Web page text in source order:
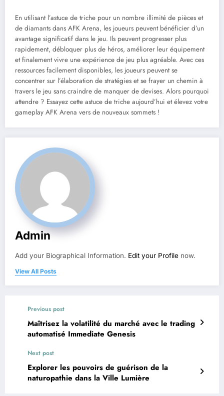
En utilisant l’astuce de triche pour un nombre illimité de pièces et
de diamants dans AFK Arena, les joueurs peuvent bénéficier d’un
avantage significatif dans le jeu. Ils peuvent progresser plus
rapidement, débloquer plus de héros, améliorer leur équipement
et finalement vivre une expérience de jeu plus agréable. Avec ces
ressources facilement disponibles, les joueurs peuvent se
concentrer sur l’élaboration de stratégies et se frayer un chemin à
travers le jeu sans craindre de manquer de devises. Alors pourquoi
attendre ? Essayez cette astuce de triche aujourd’hui et élevez votre
gameplay AFK Arena vers de nouveaux sommets !
Admin
Add your Biographical Information. Edit your Profile now.
View All Posts
Previous post
Maîtrisez la volatilité du marché avec le trading
automatisé Immediate Genesis
Next post
Explorer les pouvoirs de guérison de la
naturopathie dans la Ville Lumière